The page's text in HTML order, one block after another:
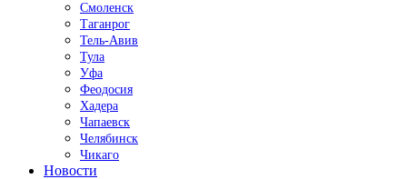
Смоленск
Таганрог
Тель-Авив
Тула
Уфа
Феодосия
Хадера
Чапаевск
Челябинск
Чикаго
Новости